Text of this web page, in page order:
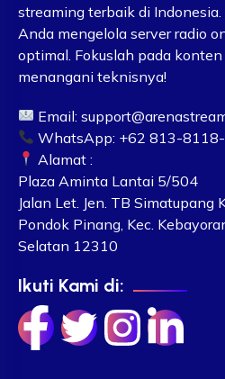
streaming terbaik di
Anda mengelola server radio
optimal. Fokuslah pada
menangani teknisnya!
Email:
WhatsApp: +62 813-
Alamat :
Plaza Aminta Lantai 5/504
Jalan Let. Jen. TB Simatupang
Pondok Pinang, Kec.
Selatan 12310
Ikuti Kami di: